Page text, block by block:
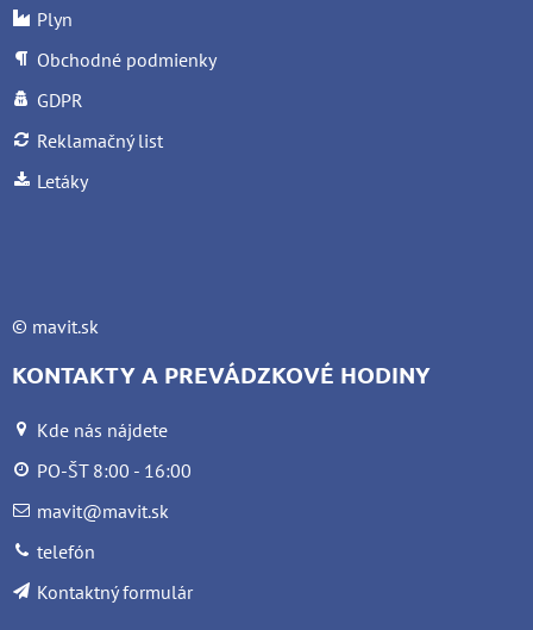
Plyn
Obchodné podmienky
GDPR
Reklamačný list
Letáky
© mavit.sk
KONTAKTY A PREVÁDZKOVÉ HODINY
Kde nás nájdete
PO-ŠT 8:00 - 16:00
mavit@mavit.sk
telefón
Kontaktný formulár